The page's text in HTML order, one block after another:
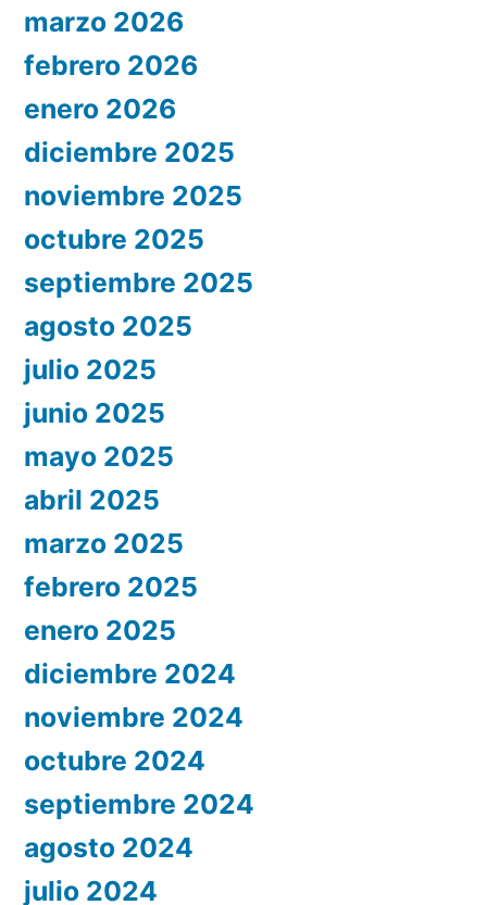
marzo 2026
febrero 2026
enero 2026
diciembre 2025
noviembre 2025
octubre 2025
septiembre 2025
agosto 2025
julio 2025
junio 2025
mayo 2025
abril 2025
marzo 2025
febrero 2025
enero 2025
diciembre 2024
noviembre 2024
octubre 2024
septiembre 2024
agosto 2024
julio 2024